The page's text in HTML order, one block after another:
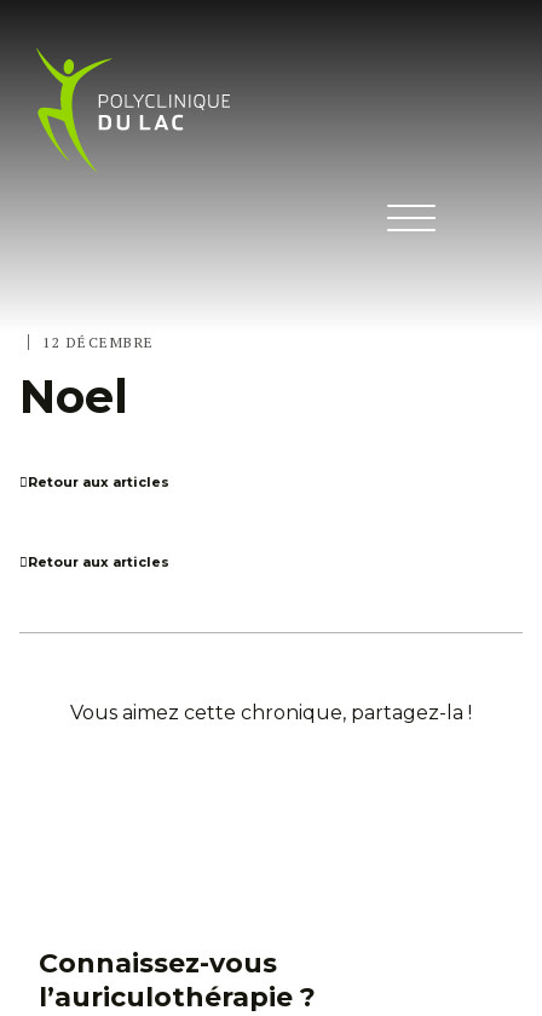
| 12 DÉCEMBRE
Noel
Retour aux articles
Retour aux articles
Vous aimez cette chronique, partagez-la !
Connaissez-vous
l’auriculothérapie ?